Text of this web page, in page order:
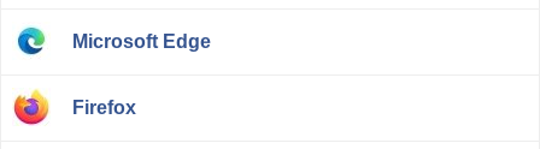
Microsoft Edge
Firefox